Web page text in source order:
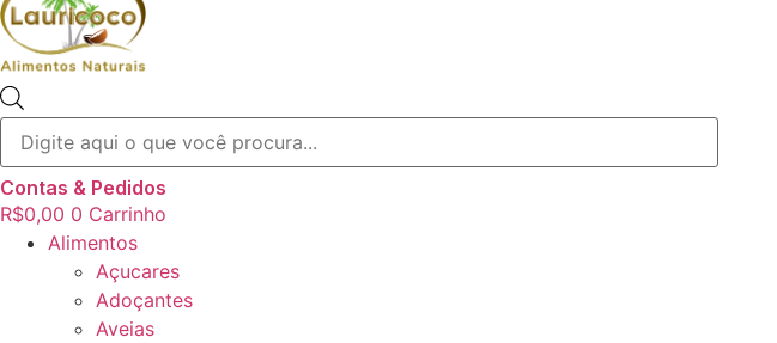
produtos
Contas & Pedidos
R$0,00 0 Carrinho
Alimentos
Açucares
Adoçantes
Aveias